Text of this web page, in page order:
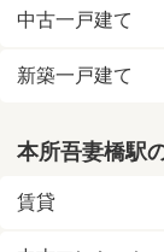
中古一戸建て
新築一戸建て
本所吾妻橋駅
賃貸